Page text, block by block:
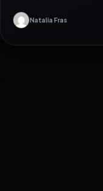
Natalia Fras